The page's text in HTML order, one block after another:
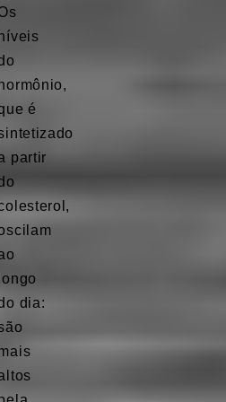
hormônio,
é
partir
longo
dia: